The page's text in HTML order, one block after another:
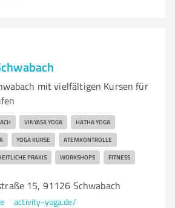
mit vielfältigen Kursen für
VINYASA YOGA HATHA YOGA
YOGA KURSE ATEMKONTROLLE
PRAXIS WORKSHOPS FITNESS
15, 91126 Schwabach
activity-yoga.de/